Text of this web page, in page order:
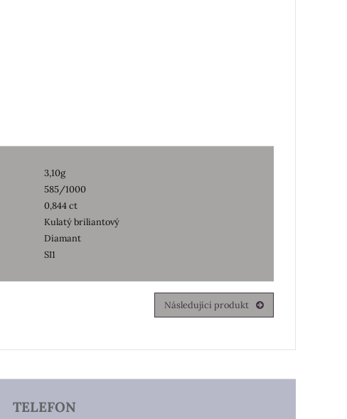
3,10g
585/1000
0,844 ct
Kulatý briliantový
Diamant
SI1
Následující produkt
TELEFON